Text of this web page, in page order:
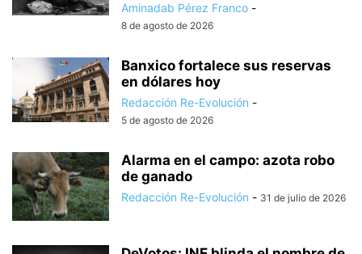
Aminadab Pérez Franco -
8 de agosto de 2026
Banxico fortalece sus reservas
en dólares hoy
Redacción Re-Evolución -
5 de agosto de 2026
Alarma en el campo: azota robo
de ganado
Redacción Re-Evolución - 31 de julio de 2026